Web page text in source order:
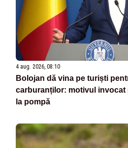
4 aug. 2026, 08:10
Bolojan dă vina pe turiști
carburanților: motivul invocat
la pompă